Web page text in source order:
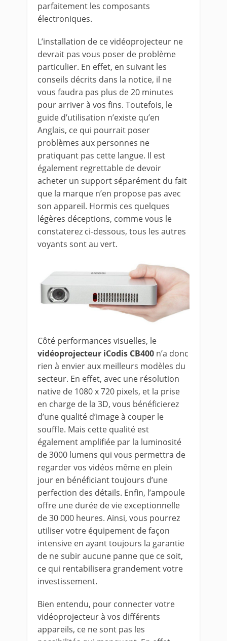
parfaitement les composants
électroniques.
L’installation de ce vidéoprojecteur ne
devrait pas vous poser de problème
particulier. En effet, en suivant les
conseils décrits dans la notice, il ne
vous faudra pas plus de 20 minutes
pour arriver à vos fins. Toutefois, le
guide d’utilisation n’existe qu’en
Anglais, ce qui pourrait poser
problèmes aux personnes ne
pratiquant pas cette langue. Il est
également regrettable de devoir
acheter un support séparément du fait
que la marque n’en propose pas avec
son appareil. Hormis ces quelques
légères déceptions, comme vous le
constaterez ci-dessous, tous les autres
voyants sont au vert.
Côté performances visuelles, le
vidéoprojecteur iCodis CB400 n’a donc
rien à envier aux meilleurs modèles du
secteur. En effet, avec une résolution
native de 1080 x 720 pixels, et la prise
en charge de la 3D, vous bénéficierez
d’une qualité d’image à couper le
souffle. Mais cette qualité est
également amplifiée par la luminosité
de 3000 lumens qui vous permettra de
regarder vos vidéos même en plein
jour en bénéficiant toujours d’une
perfection des détails. Enfin, l’ampoule
offre une durée de vie exceptionnelle
de 30 000 heures. Ainsi, vous pourrez
utiliser votre équipement de façon
intensive en ayant toujours la garantie
de ne subir aucune panne que ce soit,
ce qui rentabilisera grandement votre
investissement.
Bien entendu, pour connecter votre
vidéoprojecteur à vos différents
appareils, ce ne sont pas les